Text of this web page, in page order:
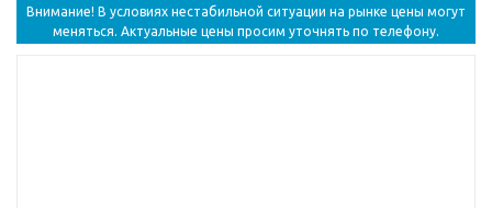
Внимание! В условиях нестабильной ситуации на рынке цены могут
меняться. Актуальные цены просим уточнять по телефону.